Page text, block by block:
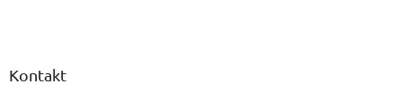
Kontakt